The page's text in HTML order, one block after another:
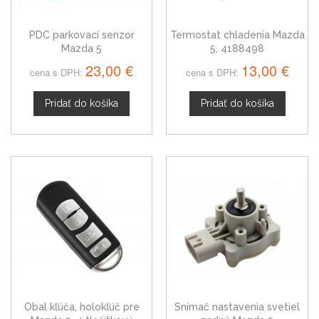
PDC parkovací senzor
Mazda 5
cena s DPH: 23,00 €
Pridať do košíka
Termostat chladenia Mazda
5, 4188498
cena s DPH: 13,00 €
Pridať do košíka
Obal kľúča, holokľúč pre
Snímač nastavenia svetiel